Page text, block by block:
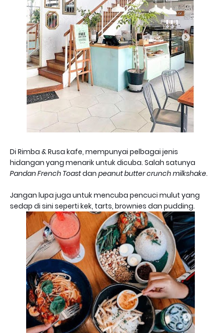
Di Rimba & Rusa kafe, mempunyai pelbagai jenis
hidangan yang menarik untuk dicuba. Salah satunya
Pandan French Toastdan peanut butter crunch milkshake.
Jangan lupa juga untuk mencuba pencuci mulut yang
sedap di sini seperti kek, tarts, brownies dan pudding.